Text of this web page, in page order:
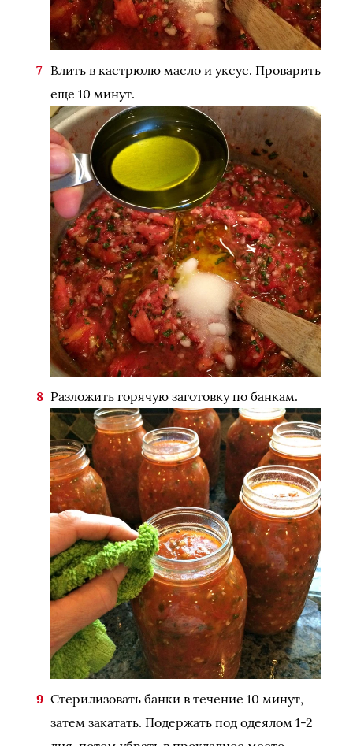
Влить в кастрюлю масло и уксус. Проварить
еще 10 минут.
Разложить горячую заготовку по банкам.
Стерилизовать банки в течение 10 минут,
затем закатать. Подержать под одеялом 1-2